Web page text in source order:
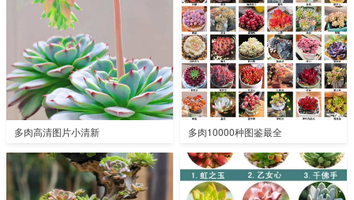
多肉高清图片小清新 多肉10000种图鉴最全